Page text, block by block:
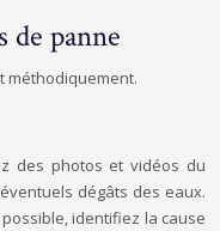
de panne
méthodiquement.
des photos et vidéos du
dégâts des eaux.
identifiez la cause